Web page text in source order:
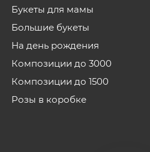
Букеты для мамы
Большие букеты
На день рождения
Композиции до 3000
Композиции до 1500
Розы в коробке